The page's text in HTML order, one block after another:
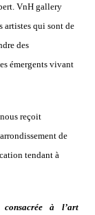
VnH gallery
artistes qui sont de
des
émergents vivant
reçoit
de
tendant à
à l’art